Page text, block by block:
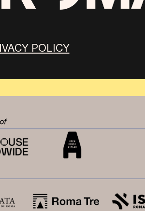
POLICY